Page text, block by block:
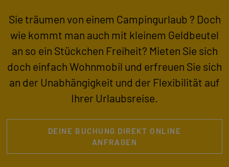
Sie träumen von einem Campingurlaub ? Doch
wie kommt man auch mit kleinem Geldbeutel
an so ein Stückchen Freiheit? Mieten Sie sich
doch einfach Wohnmobil und erfreuen Sie sich
an der Unabhängigkeit und der Flexibilität auf
Ihrer Urlaubsreise.
DEINE BUCHUNG DIREKT ONLINE
ANFRAGEN